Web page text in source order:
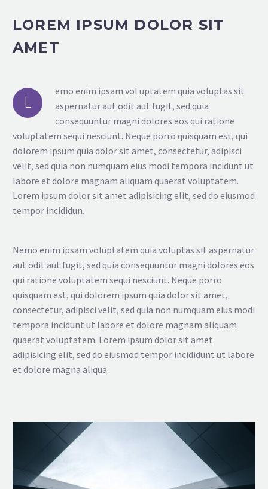
LOREM IPSUM DOLOR SIT
AMET
L
emo enim ipsam vol uptatem quia voluptas sit
aspernatur aut odit aut fugit, sed quia
consequuntur magni dolores eos qui ratione
voluptatem sequi nesciunt. Neque porro quisquam est, qui
dolorem ipsum quia dolor sit amet, consectetur, adipisci
velit, sed quia non numquam eius modi tempora incidunt ut
labore et dolore magnam aliquam quaerat voluptatem.
Lorem ipsum dolor sit amet adipisicing elit, sed do eiusmod
tempor incididun.
Nemo enim ipsam voluptatem quia voluptas sit aspernatur
aut odit aut fugit, sed quia consequuntur magni dolores eos
qui ratione voluptatem sequi nesciunt. Neque porro
quisquam est, qui dolorem ipsum quia dolor sit amet,
consectetur, adipisci velit, sed quia non numquam eius modi
tempora incidunt ut labore et dolore magnam aliquam
quaerat voluptatem. Lorem ipsum dolor sit amet
adipisicing elit, sed do eiusmod tempor incididunt ut labore
et dolore magna aliqua.